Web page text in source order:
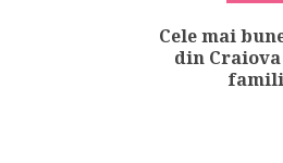
Cele mai
din